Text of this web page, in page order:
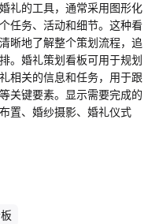
礼的工具，通常采用图形化
任务、活动和细节。这种看
晰地了解整个策划流程，追
。婚礼策划看板可用于规划
相关的信息和任务，用于跟
关键要素。显示需要完成的
置、婚纱摄影、婚礼仪式